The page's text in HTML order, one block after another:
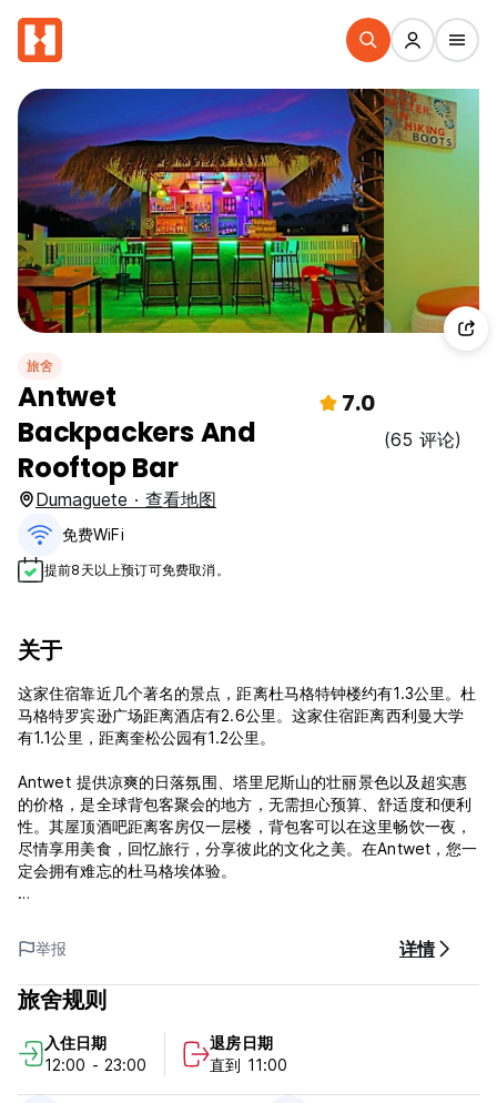
旅舍
Antwet
Backpackers And
Rooftop Bar
7.0
(65 评论)
Dumaguete · 查看地图
免费WiFi
提前8天以上预订可免费取消。
关于
这家住宿靠近几个著名的景点，距离杜马格特钟楼约有1.3公里。杜
马格特罗宾逊广场距离酒店有2.6公里。这家住宿距离西利曼大学
有1.1公里，距离奎松公园有1.2公里。
Antwet 提供凉爽的日落氛围、塔里尼斯山的壮丽景色以及超实惠
的价格，是全球背包客聚会的地方，无需担心预算、舒适度和便利
性。其屋顶酒吧距离客房仅一层楼，背包客可以在这里畅饮一夜，
尽情享用美食，回忆旅行，分享彼此的文化之美。在Antwet，您一
定会拥有难忘的杜马格埃体验。
息室和餐厅。对于无忧无虑的背包客旅馆体验，Antwet 无疑是每
个背包客的家。
***物业政策***
入住第一晚的费用。
入住时间为14:00至23:00。
13:00前退房。
举报 详情
旅舍规则
入住日期
12:00 - 23:00
退房日期
直到 11:00